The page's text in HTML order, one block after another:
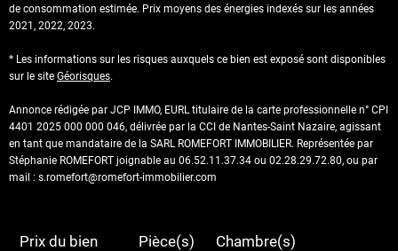
de consommation estimée. Prix moyens des énergies indexés sur les années
2021, 2022, 2023.
* Les informations sur les risques auxquels ce bien est exposé sont disponibles
sur le site Géorisques.
Annonce rédigée par JCP IMMO, EURL titulaire de la carte professionnelle n° CPI
4401 2025 000 000 046, délivrée par la CCI de Nantes-Saint Nazaire, agissant
en tant que mandataire de la SARL ROMEFORT IMMOBILIER. Représentée par
Stéphanie ROMEFORT joignable au 06.52.11.37.34 ou 02.28.29.72.80, ou par
mail : s.romefort@romefort-immobilier.com
Prix du bien Pièce(s) Chambre(s)